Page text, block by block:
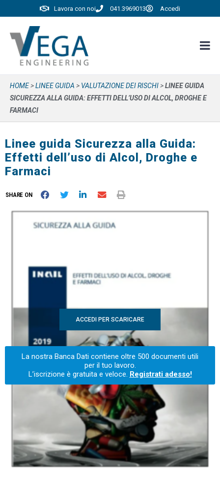
Lavora con noi 041.3969013 Accedi
HOME>LINEE GUIDA > VALUTAZIONE DEI RISCHI>LINEE GUIDA
SICUREZZA ALLA GUIDA: EFFETTI DELL’USO DI ALCOL, DROGHE E
FARMACI
Linee guida Sicurezza alla Guida:
Effetti dell’uso di Alcol, Droghe e
Farmaci
SHARE ON
ACCEDI PER SCARICARE
La nostra Banca Dati contiene oltre 500 documenti utili
per il tuo lavoro.
L’iscrizione è gratuita e veloce. Registrati adesso!